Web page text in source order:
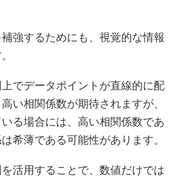
強するためにも、視覚的な情報
でデータポイントが直線的に配
い相関係数が期待されますが、
る場合には、高い相関係数であ
希薄である可能性があります。
活用することで、数値だけでは